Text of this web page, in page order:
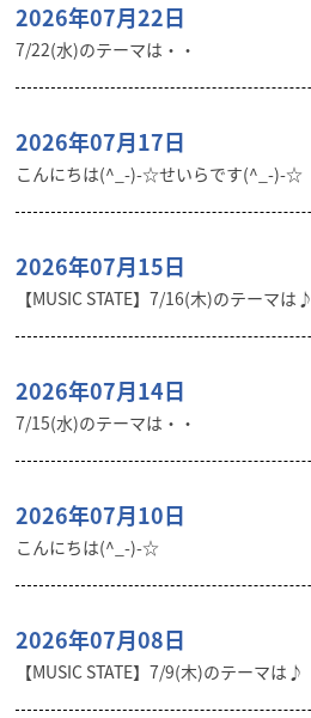
2026年07月22日
7/22(水)のテーマは・・
2026年07月17日
こんにちは(^_-)-☆せいらです(^_-)-☆
2026年07月15日
【MUSIC STATE】7/16(木)のテーマは♪
2026年07月14日
7/15(水)のテーマは・・
2026年07月10日
こんにちは(^_-)-☆
2026年07月08日
【MUSIC STATE】7/9(木)のテーマは♪